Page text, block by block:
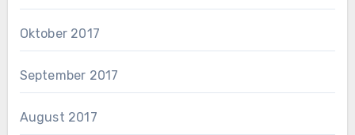
Oktober 2017
September 2017
August 2017